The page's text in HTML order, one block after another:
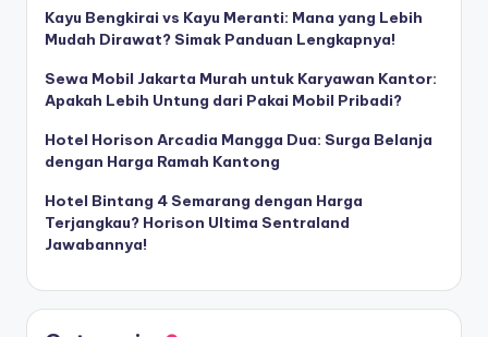
Kayu Bengkirai vs Kayu Meranti: Mana yang Lebih
Mudah Dirawat? Simak Panduan Lengkapnya!
Sewa Mobil Jakarta Murah untuk Karyawan Kantor:
Apakah Lebih Untung dari Pakai Mobil Pribadi?
Hotel Horison Arcadia Mangga Dua: Surga Belanja
dengan Harga Ramah Kantong
Hotel Bintang 4 Semarang dengan Harga
Terjangkau? Horison Ultima Sentraland
Jawabannya!